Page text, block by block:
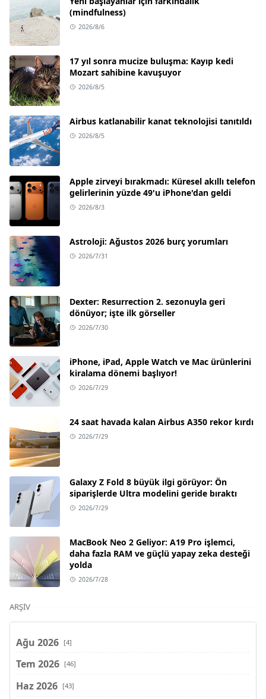
(mindfulness)
2026/8/6
17 yıl sonra mucize buluşma: Kayıp kedi
Mozart sahibine kavuşuyor
2026/8/5
Airbus katlanabilir kanat teknolojisi tanıtıldı
2026/8/5
Apple zirveyi bırakmadı: Küresel akıllı telefon
gelirlerinin yüzde 49'u iPhone'dan geldi
2026/8/3
Astroloji: Ağustos 2026 burç yorumları
2026/7/31
Dexter: Resurrection 2. sezonuyla geri
dönüyor; işte ilk görseller
2026/7/30
iPhone, iPad, Apple Watch ve Mac ürünlerini
kiralama dönemi başlıyor!
2026/7/29
24 saat havada kalan Airbus A350 rekor kırdı
2026/7/29
Galaxy Z Fold 8 büyük ilgi görüyor: Ön
siparişlerde Ultra modelini geride bıraktı
2026/7/29
MacBook Neo 2 Geliyor: A19 Pro işlemci,
daha fazla RAM ve güçlü yapay zeka desteği
yolda
2026/7/28
ARŞIV
Ağu 2026 [4]
Tem 2026 [46]
Haz 2026 [43]